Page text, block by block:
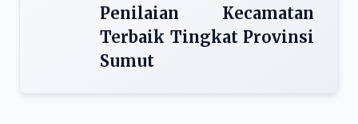
Penilaian Kecamatan
Terbaik Tingkat Provinsi
Sumut